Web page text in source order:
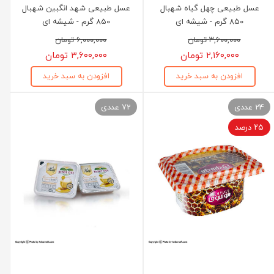
عسل طبیعی چهل گیاه شهبال
850 گرم - شیشه ای
۳,۶۰۰,۰۰۰ تومان
۲,۱۶۰,۰۰۰ تومان
افزودن به سبد خرید
عسل طبیعی شهد انگبین شهبال
850 گرم - شیشه ای
۶,۰۰۰,۰۰۰ تومان
۳,۶۰۰,۰۰۰ تومان
افزودن به سبد خرید
24 عددی
۲۵ درصد
72 عددی